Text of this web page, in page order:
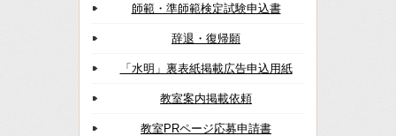
師範・準師範検定試験申込書
辞退・復帰願
「水明」裏表紙掲載広告申込用紙
教室案内掲載依頼
教室PRページ応募申請書